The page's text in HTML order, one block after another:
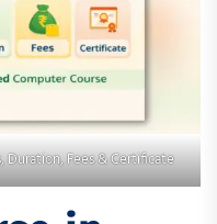
Duration, Fees & Certificate